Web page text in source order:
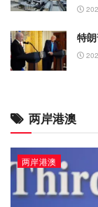
特
两岸港澳
两岸港澳